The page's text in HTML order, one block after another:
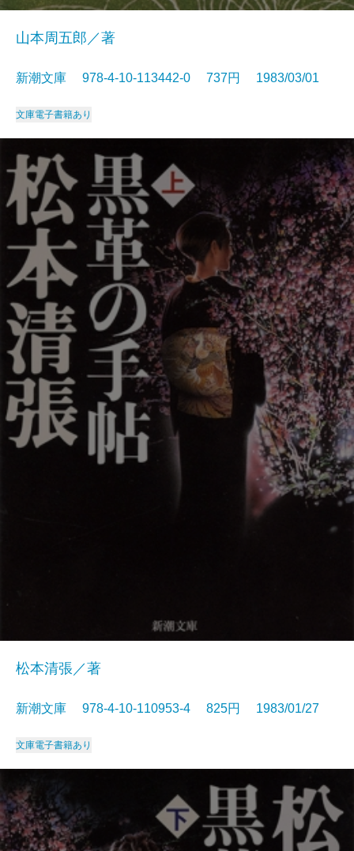
山本周五郎／著
新潮文庫 978-4-10-113442-0 737円 1983/03/01
文庫電子書籍あり
松本清張／著
新潮文庫 978-4-10-110953-4 825円 1983/01/27
文庫電子書籍あり